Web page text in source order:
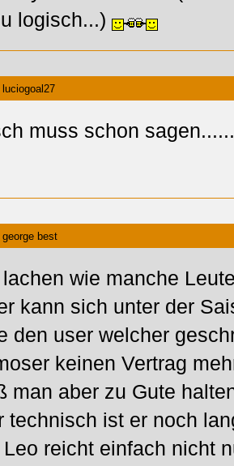
logisch...)
muss schon sagen......
best
wie manche
kann sich unter der
den user welcher
keinen Vertrag
man aber zu Gute
technisch ist er noch
reicht einfach nicht